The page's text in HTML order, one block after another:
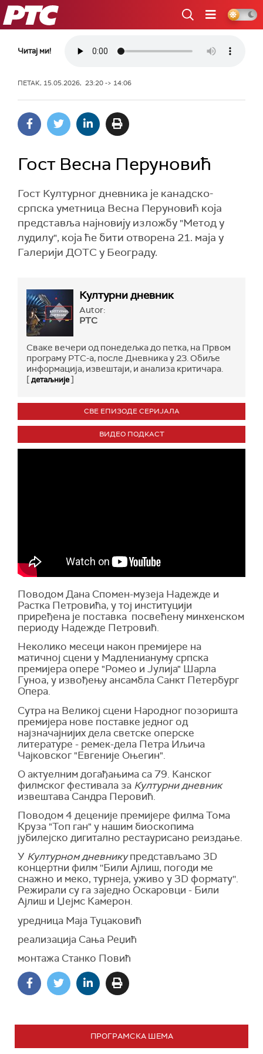
РТС
Читај ми!
ПЕТАК, 15.05.2026, 23:20 -> 14:06
Гост Весна Перуновић
Гост Културног дневника је канадско-
српска уметница Весна Перуновић која
представља најновију изложбу "Метод у
лудилу", која ће бити отворена 21. маја у
Галерији ДОТС у Београду.
Културни дневник
Autor:
РТС
Сваке вечери од понедељка до петка, на Првом
програму РТС-а, после Дневника у 23. Обиље
информација, извештаји, и анализа критичара.
[детаљније]
СВЕ ЕПИЗОДЕ СЕРИЈАЛА
ВИДЕО ПОДКАСТ
Поводом Дана Спомен-музеја Надежде и
Растка Петровића, у тој институцији
приређена је поставка посвећену минхенском
периоду Надежде Петровић.
Неколико месеци након премијере на
матичној сцени у Мадлениануму српска
премијера опере "Ромео и Јулија" Шарла
Гуноа, у извођењу ансамбла Санкт Петербург
Опера.
Сутра на Великој сцени Народног позоришта
премијера нове поставке једног од
најзначајнијих дела светске оперске
литературе - ремек-дела Петра Иљича
Чајковског "Евгеније Оњегин".
О актуелним догађањима са 79. Канског
филмског фестивала за Културни дневник
извештава Сандра Перовић.
Поводом 4 деценије премијере филма Тома
Круза "Топ ган" у нашим биоскопима
јубилејско дигитално рестаурисано реиздање.
У Културном дневникупредстављамо 3D
концертни филм ''Били Ајлиш, погоди ме
снажно и меко, турнеја, уживо у 3D формату''.
Режирали су га заједно Оскаровци - Били
Ајлиш и Џејмс Камерон.
уредница Маја Туцаковић
реализација Сања Реџић
монтажа Станко Повић
ПРОГРАМСКА ШЕМА